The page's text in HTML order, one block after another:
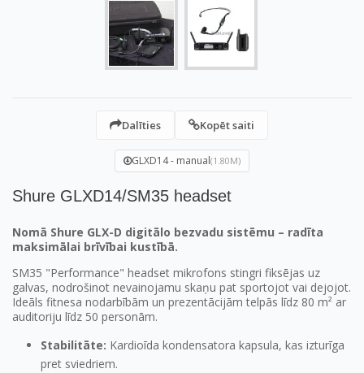
Dalīties Kopēt saiti
GLXD14 - manual(1.80M)
Shure GLXD14/SM35 headset
Nomā Shure GLX-D digitālo bezvadu sistēmu – radīta
maksimālai brīvībai kustībā.
SM35 "Performance" headset mikrofons stingri fiksējas uz
galvas, nodrošinot nevainojamu skaņu pat sportojot vai dejojot.
Ideāls fitnesa nodarbībām un prezentācijām telpās līdz 80 m² ar
auditoriju līdz 50 personām.
Stabilitāte: Kardioīda kondensatora kapsula, kas izturīga
pret sviedriem.